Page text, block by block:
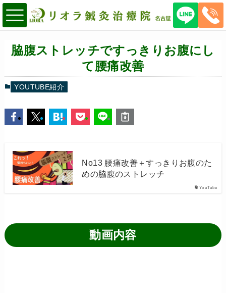
脇腹ストレッチですっきりお腹にし
て腰痛改善
YOUTUBE紹介
YouTube
No13 腰痛改善＋すっきりお腹のた
めの脇腹のストレッチ
動画内容